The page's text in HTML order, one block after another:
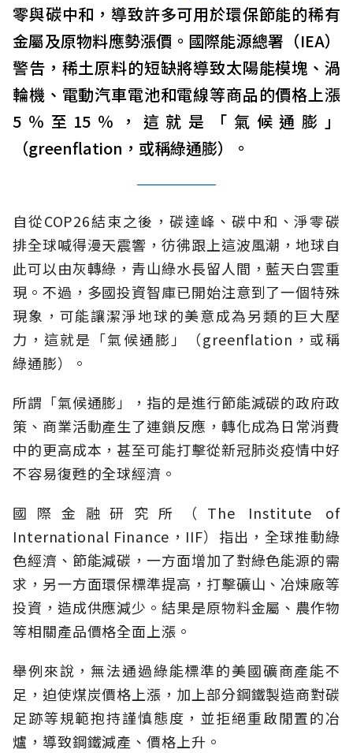
零與碳中和，導致許多可用於環保節能的稀有
金屬及原物料應勢漲價。國際能源總署（IEA）
警告，稀土原料的短缺將導致太陽能模塊、渦
輪機、電動汽車電池和電線等商品的價格上漲
5％至15％，這就是「氣候通膨」
（greenflation，或稱綠通膨）。
自從COP26結束之後，碳達峰、碳中和、淨零碳
排全球喊得漫天震響，彷彿跟上這波風潮，地球自
此可以由灰轉綠，青山綠水長留人間，藍天白雲重
現。不過，多國投資智庫已開始注意到了一個特殊
現象，可能讓潔淨地球的美意成為另類的巨大壓
力，這就是「氣候通膨」（greenflation，或稱
綠通膨）。
所謂「氣候通膨」，指的是進行節能減碳的政府政
策、商業活動產生了連鎖反應，轉化成為日常消費
中的更高成本，甚至可能打擊從新冠肺炎疫情中好
不容易復甦的全球經濟。
國際金融研究所（The Institute of
International Finance，IIF）指出，全球推動綠
色經濟、節能減碳，一方面增加了對綠色能源的需
求，另一方面環保標準提高，打擊礦山、冶煉廠等
投資，造成供應減少。結果是原物料金屬、農作物
等相關產品價格全面上漲。
舉例來說，無法通過綠能標準的美國礦商產能不
足，迫使煤炭價格上漲，加上部分鋼鐵製造商對碳
足跡等規範抱持謹慎態度，並拒絕重啟閒置的冶
爐，導致鋼鐵減產、價格上升。